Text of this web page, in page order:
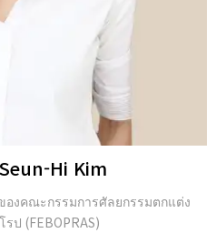
Kim
Plastic Surgery Clinic’ in